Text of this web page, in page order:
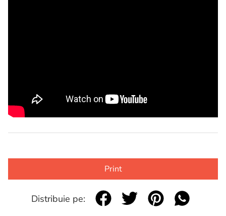
Print
Distribuie pe: